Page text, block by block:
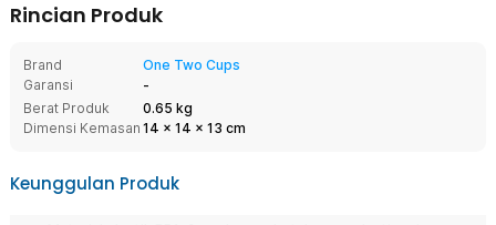
Rincian Produk
Brand
One Two Cups
Garansi
-
Berat Produk
0.65 kg
Dimensi Kemasan 14 x 14 x 13 cm
Keunggulan Produk